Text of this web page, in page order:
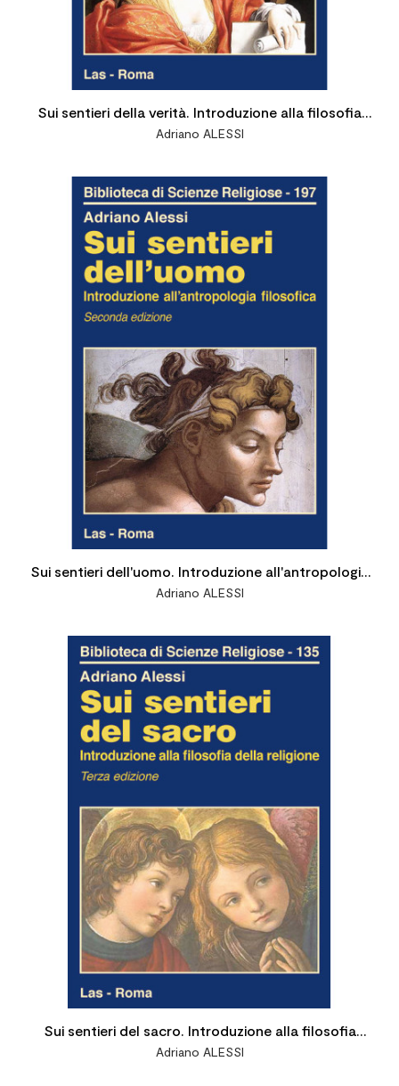
Sui sentieri della verità. Introduzione alla filosofia
della conoscenza
Adriano ALESSI
Sui sentieri dell'uomo. Introduzione all'antropologia
filosofica
Adriano ALESSI
Sui sentieri del sacro. Introduzione alla filosofia
della religione
Adriano ALESSI